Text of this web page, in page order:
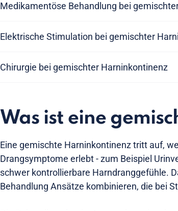
Medikamentöse Behandlung bei
Elektrische Stimulation bei gemischter
Chirurgie bei gemischter Harninkontinenz
Was ist eine
Eine gemischte Harninkontinenz tritt auf,
Drangsymptome erlebt - zum Beispiel
schwer kontrollierbare Harndranggefühle.
Behandlung Ansätze kombinieren, die bei